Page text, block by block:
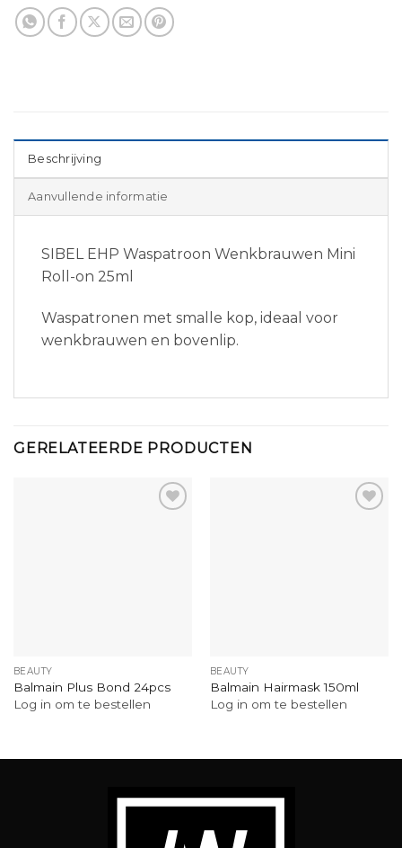
Beschrijving
Aanvullende informatie
SIBEL EHP Waspatroon Wenkbrauwen Mini
Roll-on 25ml
Waspatronen met smalle kop, ideaal voor
wenkbrauwen en bovenlip.
GERELATEERDE PRODUCTEN
BEAUTY
Balmain Plus Bond 24pcs
Log in om te bestellen
BEAUTY
Balmain Hairmask 150ml
Log in om te bestellen